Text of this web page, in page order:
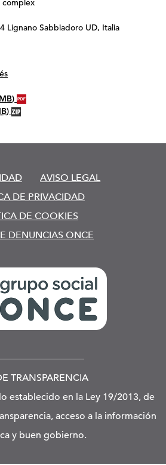
complex
Lignano Sabbiadoro UD, Italia
MB)
)
AVISO LEGAL
DE PRIVACIDAD
DE COOKIES
DENUNCIAS ONCE
TRANSPARENCIA
establecido en la Ley 19/2013, de
acceso a la información
y buen gobierno.